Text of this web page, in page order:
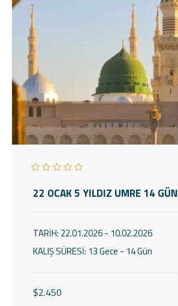
TARİH: 22.01.2026 - 10.02.2026
KALIŞ SÜRESİ: 13 Gece - 14 Gün
22 OCAK 5 YILDIZ UMRE 14 GÜN
$2.450